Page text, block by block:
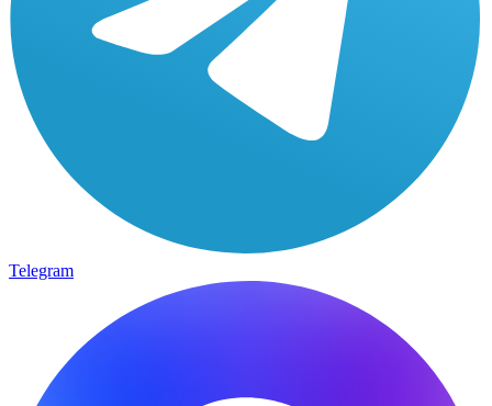
Telegram